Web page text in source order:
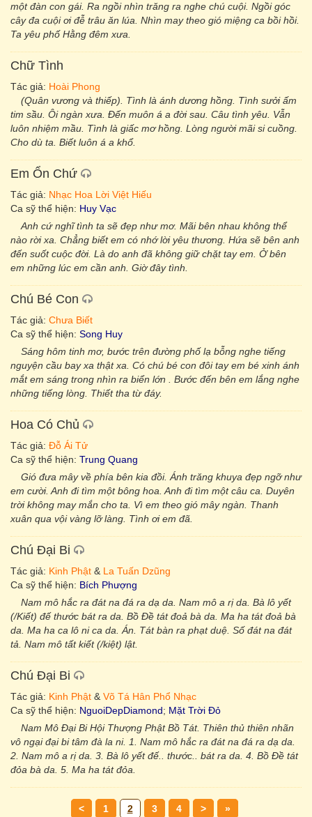
một đàn con gái. Ra ngồi nhìn trăng ra nghe chú cuội. Ngồi góc
cây đa cuội ơi đễ trâu ăn lúa. Nhìn may theo gió miệng ca bồi hồi.
Ta yêu phố Hằng đêm xưa.
Chữ Tình
Tác giả: Hoài Phong
(Quân vương và thiếp). Tình là ánh dương hồng. Tình sưởi ấm
tim sầu. Ôi ngàn xưa. Đến muôn á a đời sau. Câu tình yêu. Vẫn
luôn nhiệm mầu. Tình là giấc mơ hồng. Lòng người mãi si cuồng.
Cho dù ta. Biết luôn á a khổ.
Em Ổn Chứ
Tác giả: Nhạc Hoa Lời Việt Hiếu
Ca sỹ thể hiện: Huy Vạc
Anh cứ nghĩ tình ta sẽ đẹp như mơ. Mãi bên nhau không thể
nào rời xa. Chẳng biết em có nhớ lời yêu thương. Hứa sẽ bên anh
đến suốt cuộc đời. Là do anh đã không giữ chặt tay em. Ở bên
em những lúc em cần anh. Giờ đây tình.
Chú Bé Con
Tác giả: Chưa Biết
Ca sỹ thể hiện: Song Huy
Sáng hôm tinh mơ, bước trên đường phố lạ bỗng nghe tiếng
nguyện cầu bay xa thật xa. Có chú bé con đôi tay em bé xinh ánh
mắt em sáng trong nhìn ra biển lớn . Bước đến bên em lắng nghe
những tiếng lòng. Thiết tha từ đáy.
Hoa Có Chủ
Tác giả: Đỗ Ái Tử
Ca sỹ thể hiện: Trung Quang
Gió đưa mây về phía bên kia đồi. Ánh trăng khuya đẹp ngỡ như
em cười. Anh đi tìm một bông hoa. Anh đi tìm một câu ca. Duyên
trời không may mắn cho ta. Vì em theo gió mây ngàn. Thanh
xuân qua vội vàng lỡ làng. Tình ơi em đã.
Chú Đại Bi
Tác giả: Kinh Phật & La Tuấn Dzũng
Ca sỹ thể hiện: Bích Phượng
Nam mô hắc ra đát na đá ra dạ da. Nam mô a rị da. Bà lô yết
(/Kiết) đế thước bát ra da. Bồ Đề tát đoả bà da. Ma ha tát đoả bà
da. Ma ha ca lô ni ca da. Án. Tát bàn ra phạt duệ. Số đát na đát
tả. Nam mô tất kiết (/kiệt) lật.
Chú Đại Bi
Tác giả: Kinh Phật & Võ Tá Hân Phổ Nhạc
Ca sỹ thể hiện: NguoiDepDiamond; Mặt Trời Đỏ
Nam Mô Đại Bi Hội Thượng Phật Bồ Tát. Thiên thủ thiên nhãn
vô ngại đại bi tâm đà la ni. 1. Nam mô hắc ra đát na đá ra dạ da.
2. Nam mô a rị da. 3. Bà lô yết đế.. thước.. bát ra da. 4. Bồ Đề tát
đỏa bà da. 5. Ma ha tát đỏa.
< 1 2 3 4 > »